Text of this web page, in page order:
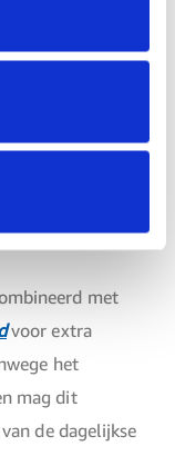
hoefproblemen
wijst op een
met andere
met
voor extra
het
mag dit
de dagelijkse